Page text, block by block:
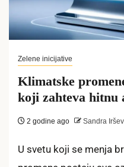
Zelene inicijative
Klimatske
koji zahteva hitnu
2 godine ago Sandra
U svetu koji se menja